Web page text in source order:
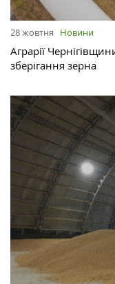
28 жовтня Новини
Аграрії
зберігання зерна